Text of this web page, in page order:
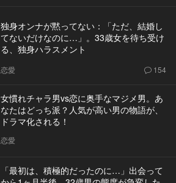
独身オンナが黙ってない：「ただ、結婚し
てないだけなのに…」。33歳女を待ち受け
る、独身ハラスメント
恋愛 154
女慣れチャラ男vs恋に奥手なマジメ男。あ
なたはどっち派？人気が高い男の物語が、
ドラマ化される！
恋愛
「最初は、積極的だったのに…」出会って